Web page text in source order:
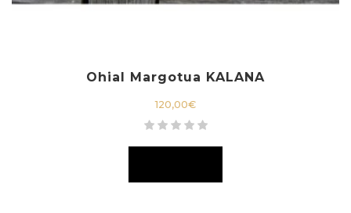
Ohial Margotua KALANA
120,00€